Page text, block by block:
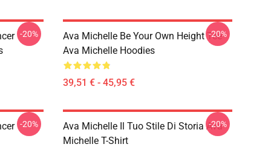
-20%
Ava Michelle Be Your Own Height Tee
Ava Michelle Hoodies
39,51 € - 45,95 €
-20%
-20%
Ava Michelle Il Tuo Stile Di Storia Ava
Michelle T-Shirt
-20%